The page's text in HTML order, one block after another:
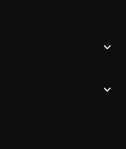
expand_more
expand_more